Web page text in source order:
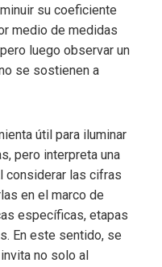
su coeficiente
medio de medidas
luego observar un
se sostienen a
útil para iluminar
pero interpreta una
considerar las cifras
en el marco de
específicas, etapas
En este sentido, se
no solo al